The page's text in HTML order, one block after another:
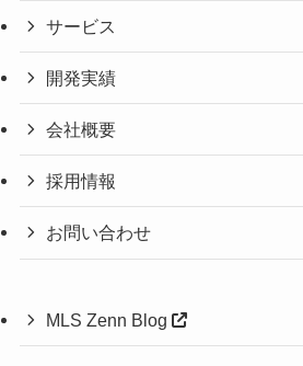
サービス
開発実績
会社概要
採用情報
お問い合わせ
MLS Zenn Blog